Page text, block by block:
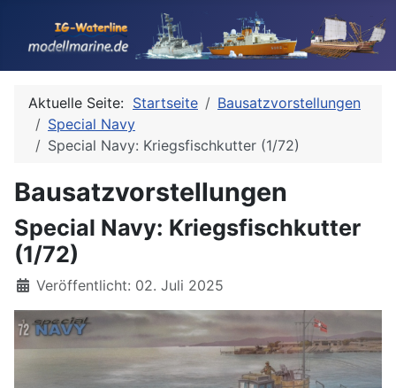
Aktuelle Seite: Startseite
Bausatzvorstellungen
Special Navy
Special Navy: Kriegsfischkutter (1/72)
Bausatzvorstellungen
Special Navy: Kriegsfischkutter
(1/72)
Details
Veröffentlicht: 02. Juli 2025